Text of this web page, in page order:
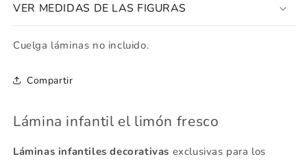
VER MEDIDAS DE LAS FIGURAS
Cuelga láminas no incluido.
Compartir
Lámina infantil el limón fresco
Láminas infantiles decorativas exclusivas para los